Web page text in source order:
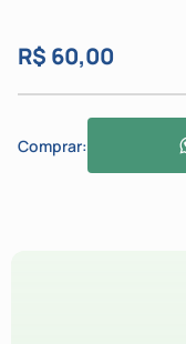
R$ 60,00
Comprar: